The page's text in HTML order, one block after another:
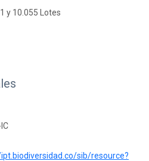
y 10.055 Lotes
sib/resource?